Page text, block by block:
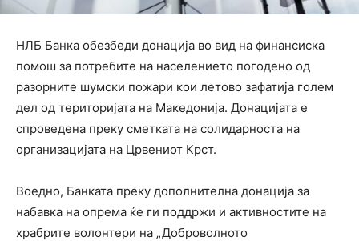
НЛБ Банка обезбеди донација во вид на финансиска
помош за потребите на населението погодено од
разорните шумски пожари кои летово зафатија голем
дел од територијата на Македонија. Донацијата е
спроведена преку сметката на солидарноста на
организацијата на Црвениот Крст.
Воедно, Банката преку дополнителна донација за
набавка на опрема ќе ги поддржи и активностите на
храбрите волонтери на „Доброволното